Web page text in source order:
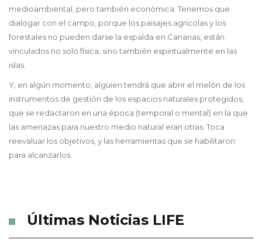
medioambiental, pero también económica. Tenemos que
dialogar con el campo, porque los paisajes agrícolas y los
forestales no pueden darse la espalda en Canarias, están
vinculados no solo física, sino también espiritualmente en las
islas.
Y, en algún momento, alguien tendrá que abrir el melón de los
instrumentos de gestión de los espacios naturales protegidos,
que se redactaron en una época (temporal o mental) en la que
las amenazas para nuestro medio natural eran otras. Toca
reevaluar los objetivos, y las herramientas que se habilitaron
para alcanzarlos.
Últimas Noticias LIFE